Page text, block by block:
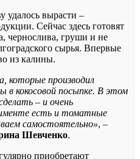
удалось вырасти –
Сейчас здесь готовят
чернослива, груши и не
сырья. Впервые
из калины.
которые производил
в кокосовой посыпке. В этом
– и очень
есть и томатные
самостоятельно», –
Шевченко.
приобретают